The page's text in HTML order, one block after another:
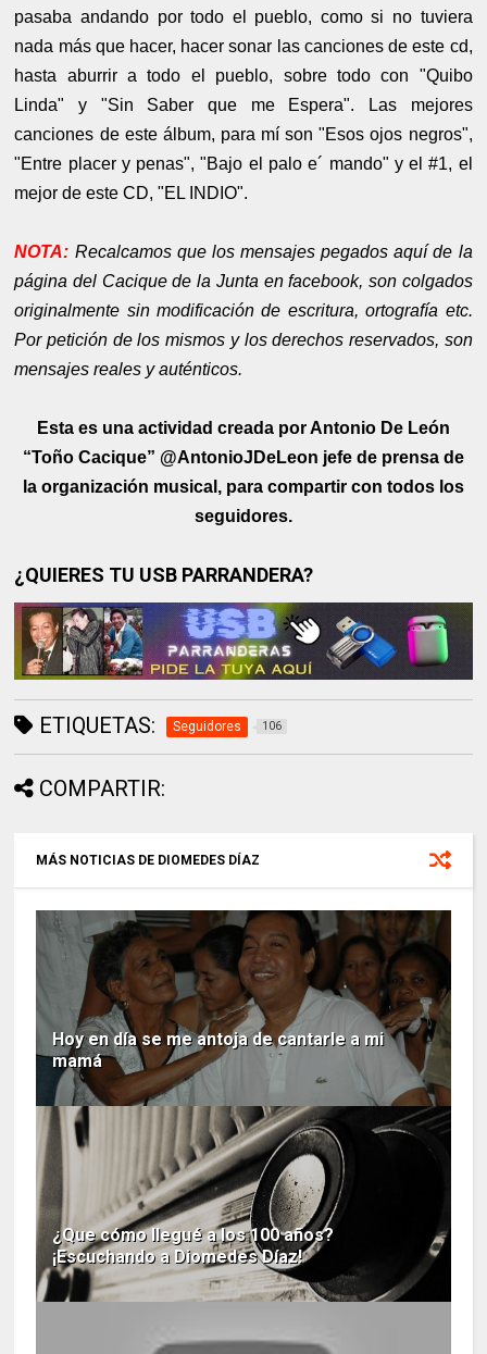
pasaba andando por todo el pueblo, como si no tuviera
nada más que hacer, hacer sonar las canciones de este cd,
hasta aburrir a todo el pueblo, sobre todo con "Quibo
Linda" y "Sin Saber que me Espera". Las mejores
canciones de este álbum, para mí son "Esos ojos negros",
"Entre placer y penas", "Bajo el palo e´ mando" y el #1, el
mejor de este CD, "EL INDIO".
NOTA: Recalcamos que los mensajes pegados aquí de la
página del Cacique de la Junta en facebook, son colgados
originalmente sin modificación de escritura, ortografía etc.
Por petición de los mismos y los derechos reservados, son
mensajes reales y auténticos.
Esta es una actividad creada por Antonio De León
“Toño Cacique” @AntonioJDeLeon jefe de prensa de
la organización musical, para compartir con todos los
seguidores.
¿QUIERES TU USB PARRANDERA?
ETIQUETAS: Seguidores 106
COMPARTIR:
MÁS NOTICIAS DE DIOMEDES DÍAZ
Hoy en día se me antoja de cantarle a mi
mamá
¿Que cómo llegué a los 100 años?
¡Escuchando a Diomedes Díaz!